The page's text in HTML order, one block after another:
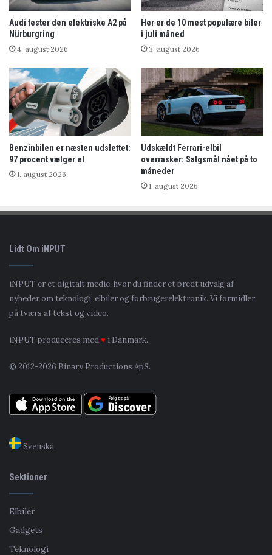
Audi tester den elektriske A2 på
Nürburgring
4. august 2026
Her er de 10 mest populære biler
i juli måned
3. august 2026
Benzinbilen er næsten udslettet:
97 procent vælger el
1. august 2026
Udskældt Ferrari-elbil
overrasker: Salgsmål nået på to
måneder
1. august 2026
Lidt Om iNPUT
iNPUT er et digitalt medie, hvor du finder et bredt udvalg af
nyheder om teknologi, elbiler og forbrugerelektronik. Vi formidler
på tværs af tekst og video.
iNPUT produceres med♥ i Danmark.
© 2012-2026 Binary Productions ApS.
Svenska
Sektioner
Elbiler
Gadgets
Teknologi